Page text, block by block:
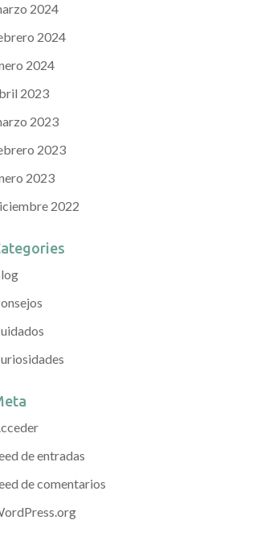
2024
2024
2024
2023
2023
2023
2023
2022
de entradas
de comentarios